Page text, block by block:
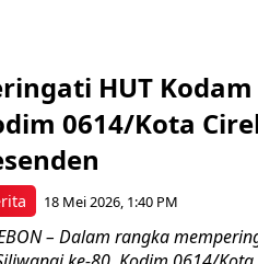
HUT
0614/Kota
18 Mei 2026, 1:40 PM
– Dalam rangka